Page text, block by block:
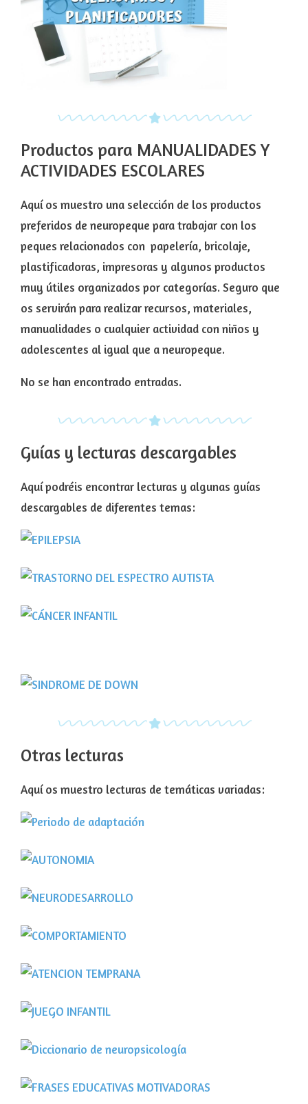
Productos para MANUALIDADES Y
ACTIVIDADES ESCOLARES
Aquí os muestro una selección de los productos
preferidos de neuropeque para trabajar con los
peques relacionados con papelería, bricolaje,
plastificadoras, impresoras y algunos productos
muy útiles organizados por categorías. Seguro que
os servirán para realizar recursos, materiales,
manualidades o cualquier actividad con niños y
adolescentes al igual que a neuropeque.
No se han encontrado entradas.
Guías y lecturas descargables
Aquí podréis encontrar lecturas y algunas guías
descargables de diferentes temas:
Otras lecturas
Aquí os muestro lecturas de temáticas variadas: